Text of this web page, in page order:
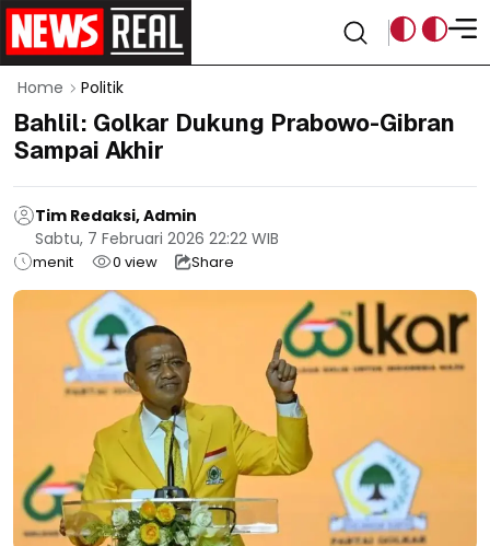
Home Politik
Bahlil: Golkar Dukung Prabowo-Gibran
Sampai Akhir
Tim Redaksi, Admin
Sabtu, 7 Februari 2026 22:22 WIB
menit 0 view Share